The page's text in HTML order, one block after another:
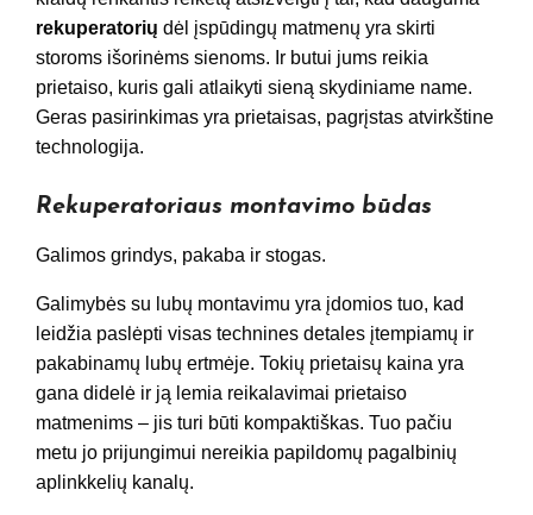
rekuperatorių dėl įspūdingų matmenų yra skirti
storoms išorinėms sienoms. Ir butui jums reikia
prietaiso, kuris gali atlaikyti sieną skydiniame name.
Geras pasirinkimas yra prietaisas, pagrįstas atvirkštine
technologija.
Rekuperatoriaus montavimo būdas
Galimos grindys, pakaba ir stogas.
Galimybės su lubų montavimu yra įdomios tuo, kad
leidžia paslėpti visas technines detales įtempiamų ir
pakabinamų lubų ertmėje. Tokių prietaisų kaina yra
gana didelė ir ją lemia reikalavimai prietaiso
matmenims – jis turi būti kompaktiškas. Tuo pačiu
metu jo prijungimui nereikia papildomų pagalbinių
aplinkkelių kanalų.